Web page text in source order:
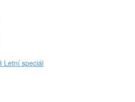
Letní speciál